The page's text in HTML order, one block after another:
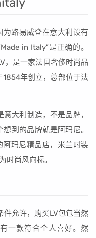
为路易威登在意大利设有
in Italy”是正确的。
，是一家法国奢侈时尚品
1854年创立，总部位于法
大利制造，不是品牌，
到的品牌就是阿玛尼。
阿玛尼精品店，米兰时装
时尚风向标。
件允许，购买LV包包当然
一款符合个人喜好。然